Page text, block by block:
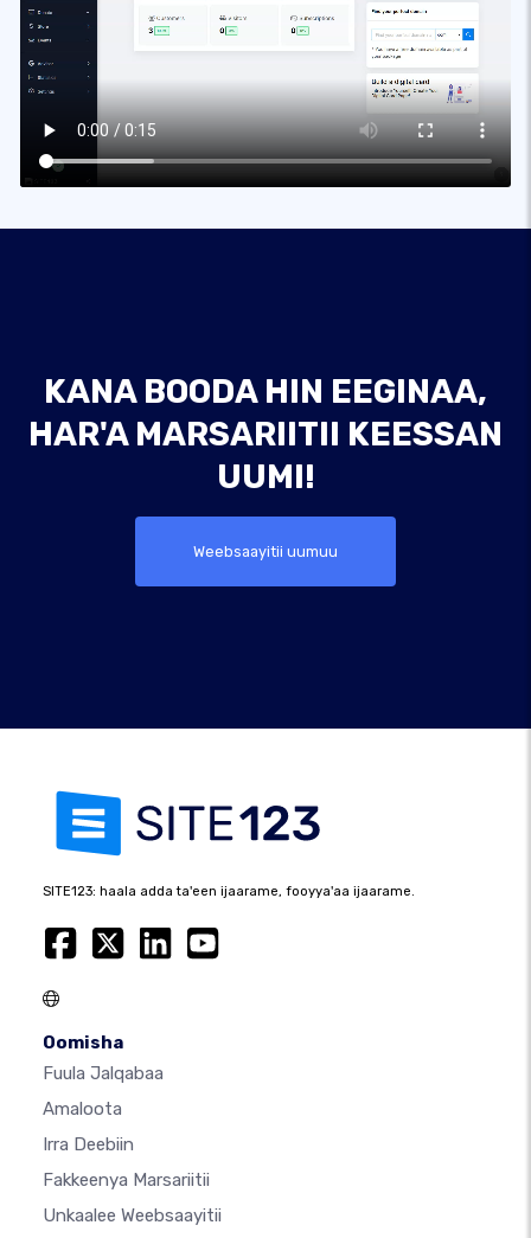
KANA BOODA HIN EEGINAA,
HAR'A MARSARIITII KEESSAN
UUMI!
Weebsaayitii uumuu
SITE123: haala adda ta'een ijaarame, fooyya'aa ijaarame.
Oomisha
Fuula Jalqabaa
Amaloota
Irra Deebiin
Fakkeenya Marsariitii
Unkaalee Weebsaayitii